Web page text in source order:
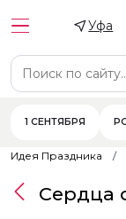
Уфа
1 СЕНТЯБРЯ
Идея Праздника
Сердца